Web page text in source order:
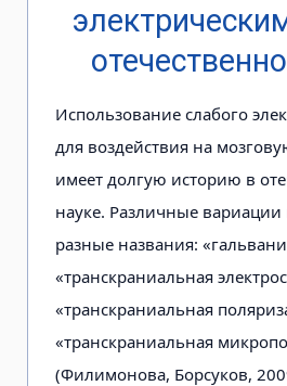
Использование слабого
для воздействия на
имеет долгую историю в
науке. Различные
разные названия:
«транскраниальная
«транскраниальная
«транскраниальная
(Филимонова, Борсуков,